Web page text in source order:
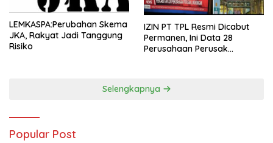
LEMKASPA:Perubahan Skema
JKA, Rakyat Jadi Tanggung
Risiko
IZIN PT TPL Resmi Dicabut
Permanen, Ini Data 28
Perusahaan Perusak
Selengkapnya
Popular Post